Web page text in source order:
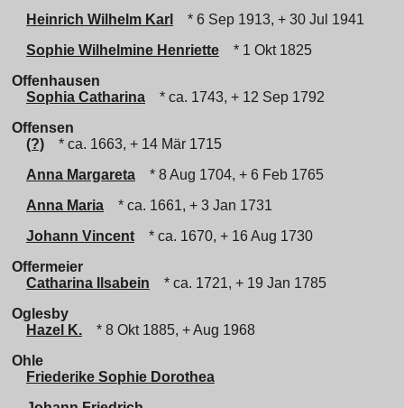
Heinrich Wilhelm Karl
* 6 Sep 1913, + 30 Jul 1941
Sophie Wilhelmine Henriette
* 1 Okt 1825
Offenhausen
Sophia Catharina
* ca. 1743, + 12 Sep 1792
Offensen
(?)
* ca. 1663, + 14 Mär 1715
Anna Margareta
* 8 Aug 1704, + 6 Feb 1765
Anna Maria
* ca. 1661, + 3 Jan 1731
Johann Vincent
* ca. 1670, + 16 Aug 1730
Offermeier
Catharina Ilsabein
* ca. 1721, + 19 Jan 1785
Oglesby
Hazel K.
* 8 Okt 1885, + Aug 1968
Ohle
Friederike Sophie Dorothea